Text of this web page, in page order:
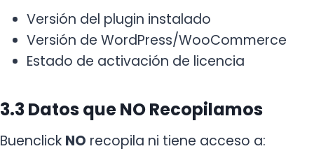
Versión del plugin instalado
Versión de WordPress/WooCommerce
Estado de activación de licencia
3.3 Datos que NO Recopilamos
Buenclick NO recopila ni tiene acceso a: